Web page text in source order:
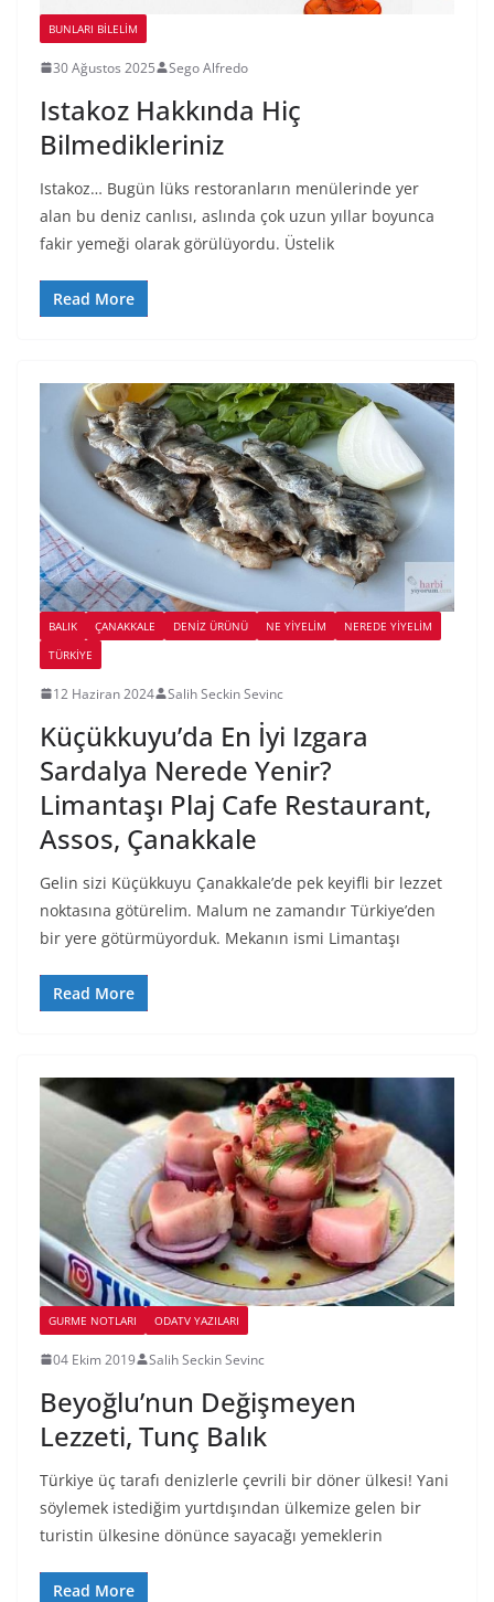
BUNLARI BILELIM
30 Ağustos 2025 Sego Alfredo
Istakoz Hakkında Hiç
Bilmedikleriniz
Istakoz… Bugün lüks restoranların menülerinde yer
alan bu deniz canlısı, aslında çok uzun yıllar boyunca
fakir yemeği olarak görülüyordu. Üstelik
Read More
BALIK ÇANAKKALE DENIZ ÜRÜNÜ NE YİYELİM
NEREDE YİYELİM
TÜRKIYE
12 Haziran 2024 Salih Seckin Sevinc
Küçükkuyu’da En İyi Izgara
Sardalya Nerede Yenir?
Limantaşı Plaj Cafe Restaurant,
Assos, Çanakkale
Gelin sizi Küçükkuyu Çanakkale’de pek keyifli bir lezzet
noktasına götürelim. Malum ne zamandır Türkiye’den
bir yere götürmüyorduk. Mekanın ismi Limantaşı
Read More
GURME NOTLARI ODATV YAZILARI
04 Ekim 2019 Salih Seckin Sevinc
Beyoğlu’nun Değişmeyen
Lezzeti, Tunç Balık
Türkiye üç tarafı denizlerle çevrili bir döner ülkesi! Yani
söylemek istediğim yurtdışından ülkemize gelen bir
turistin ülkesine dönünce sayacağı yemeklerin
Read More